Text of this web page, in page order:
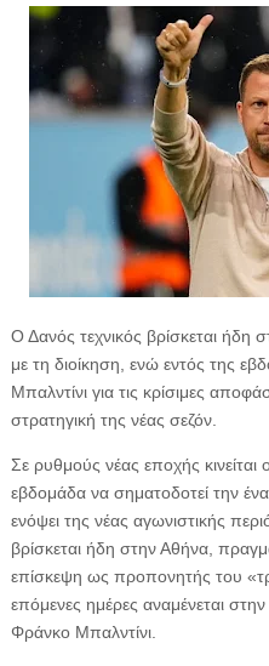
Ο Δανός τεχνικός βρίσκεται ήδη
με τη διοίκηση, ενώ εντός της
Μπαλντίνι για τις κρίσιμες
στρατηγική της νέας σεζόν.
Σε ρυθμούς νέας εποχής
εβδομάδα να σηματοδοτεί την
ενόψει της νέας αγωνιστικής
βρίσκεται ήδη στην Αθήνα,
επίσκεψη ως προπονητής του
επόμενες ημέρες αναμένεται
Φράνκο Μπαλντίνι.